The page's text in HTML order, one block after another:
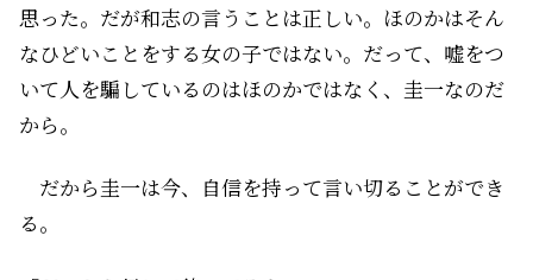
思った。だが――和志の言うことは正しい。ほのかはそん
なひどいことをする女の子ではない。だって、嘘をつ
いて人を騙しているのはほのかではなく、圭一なのだ
から。
だから圭一は今、自信を持って言い切ることができ
る。